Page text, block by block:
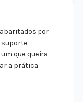
por
suporte
que queira
a prática